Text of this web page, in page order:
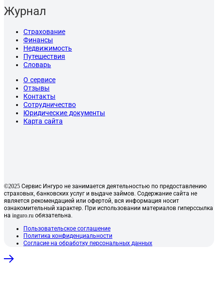
Журнал
Страхование
Финансы
Недвижимость
Путешествия
Словарь
О сервисе
Отзывы
Контакты
Сотрудничество
Юридические документы
Карта сайта
©2025 Сервис Ингуро не занимается деятельностью по предоставлению
страховых, банковских услуг и выдаче займов. Содержание сайта не
является рекомендацией или офертой, вся информация носит
ознакомительный характер. При использовании материалов гиперссылка
на inguro.ru обязательна.
Пользовательское соглашение
Политика конфиденциальности
Согласие на обработку персональных данных